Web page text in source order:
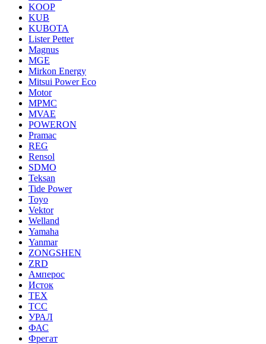
KOOP
KUB
KUBOTA
Lister Petter
Magnus
MGE
Mirkon Energy
Mitsui Power Eco
Motor
MPMC
MVAE
POWERON
Pramac
REG
Rensol
SDMO
Teksan
Tide Power
Toyo
Vektor
Welland
Yamaha
Yanmar
ZONGSHEN
ZRD
Амперос
Исток
ТЕХ
ТСС
УРАЛ
ФАС
Фрегат